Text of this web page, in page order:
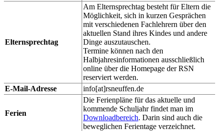
Elternsprechtag
Am Elternsprechtag besteht für Eltern die
Möglichkeit, sich in kurzen Gesprächen
mit verschiedenen Fachlehrern über den
aktuellen Stand ihres Kindes und andere
Dinge auszutauschen.
Termine können nach den
Halbjahresinformationen ausschließlich
online über die Homepage der RSN
reserviert werden.
E-Mail-Adresse
info[at]rsneuffen.de
Ferien
Die Ferienpläne für das aktuelle und
kommende Schuljahr findet man im
Downloadbereich. Darin sind auch die
beweglichen Ferientage verzeichnet.